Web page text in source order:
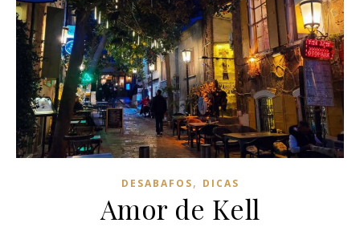
DESABAFOS, DICAS
Amor de Kell